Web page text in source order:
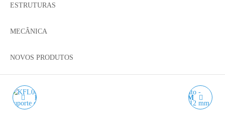
ESTRUTURAS
MECÂNICA
NOVOS PRODUTOS
KFL08 MANCAL COM KFL001 MANCAL COM